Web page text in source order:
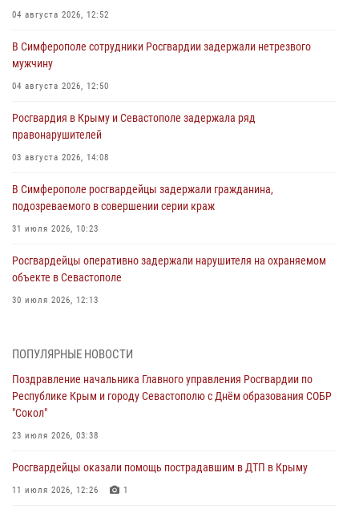
04 августа 2026, 12:52
В Симферополе сотрудники Росгвардии задержали нетрезвого
мужчину
04 августа 2026, 12:50
Росгвардия в Крыму и Севастополе задержала ряд
правонарушителей
03 августа 2026, 14:08
В Симферополе росгвардейцы задержали гражданина,
подозреваемого в совершении серии краж
31 июля 2026, 10:23
Росгвардейцы оперативно задержали нарушителя на охраняемом
объекте в Севастополе
30 июля 2026, 12:13
охраняемом объекте
Росгвардейцы Крыма и Севастополя отметили День Крещения Руси
в краже из гипермаркета
24 июля 2026, 12:21
ПОПУЛЯРНЫЕ НОВОСТИ
Поздравление начальника Главного управления Росгвардии по
Республике Крым и городу Севастополю с Днём образования СОБР
"Сокол"
23 июля 2026, 03:38
Росгвардейцы оказали помощь пострадавшим в ДТП в Крыму
11 июля 2026, 12:26 1